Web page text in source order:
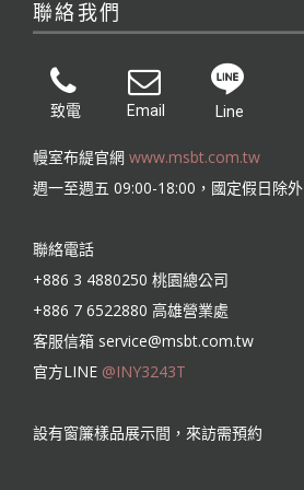
聯絡我們
致電 Email Line
幔室布緹官網 www.msbt.com.tw
週一至週五 09:00-18:00，國定假日除外
聯絡電話
+886 3 4880250 桃園總公司
+886 7 6522880 高雄營業處
客服信箱 service@msbt.com.tw
官方LINE @INY3243T
設有窗簾樣品展示間，來訪需預約